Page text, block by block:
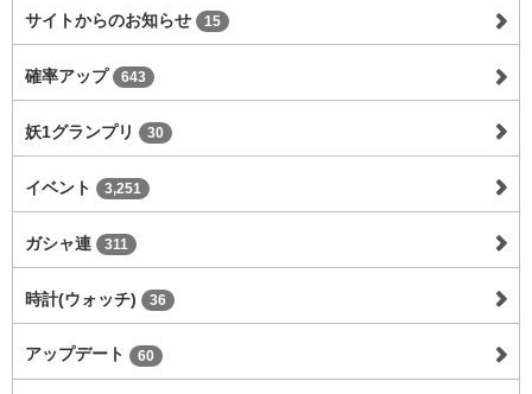
サイトからのお知らせ 15
確率アップ 643
妖1グランプリ 30
イベント 3,251
ガシャ連 311
時計(ウォッチ) 36
アップデート 60